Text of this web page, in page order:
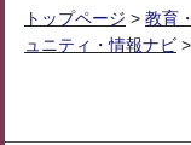
トップページ > 教育
ュニティ・情報ナビ